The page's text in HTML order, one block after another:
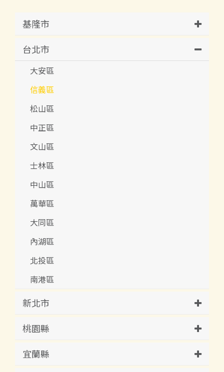
基隆市
台北市
大安區
信義區
松山區
中正區
文山區
士林區
中山區
萬華區
大同區
內湖區
北投區
南港區
新北市
桃園縣
宜蘭縣